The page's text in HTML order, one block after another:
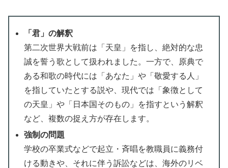
「君」の解釈
第二次世界大戦前は「天皇」を指し、絶対的な忠
誠を誓う歌として扱われました。一方で、原典で
ある和歌の時代には「あなた」や「敬愛する人」
を指していたとする説や、現代では「象徴として
の天皇」や「日本国そのもの」を指すという解釈
など、複数の捉え方が存在します。
強制の問題
学校の卒業式などで起立・斉唱を教職員に義務付
ける動きや、それに伴う訴訟などは、海外のリベ